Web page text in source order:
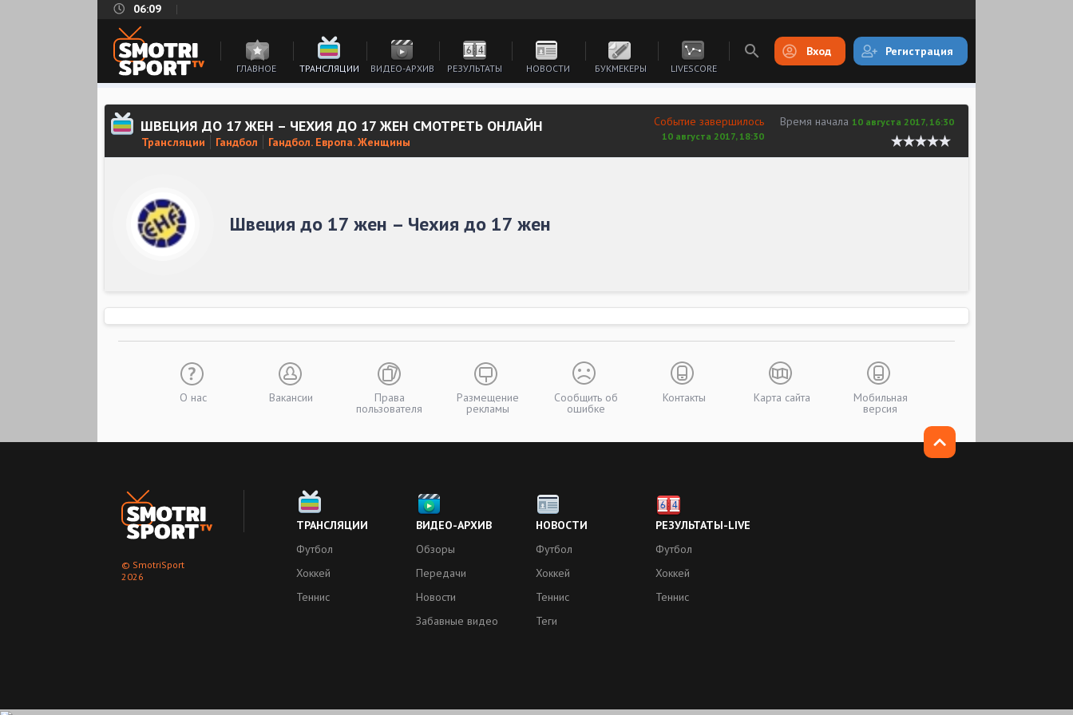
06:09
ГЛАВНОЕ ТРАНСЛЯЦИИ ВИДЕО-АРХИВ РЕЗУЛЬТАТЫ НОВОСТИ БУКМЕКЕРЫ LIVESCORE
Вход Регистрация
ШВЕЦИЯ ДО 17 ЖЕН – ЧЕХИЯ ДО 17 ЖЕН СМОТРЕТЬ ОНЛАЙН
Трансляции Гандбол Гандбол. Европа. Женщины
Время начала 10 августа 2017, 16:30
Событие завершилось
10 августа 2017, 18:30
Швеция до 17 жен – Чехия до 17 жен
О нас Вакансии Права
пользователя
Размещение
рекламы
Сообщить об
ошибке
Контакты Карта сайта Мобильная
версия
© SmotriSport
2026
ТРАНСЛЯЦИИ
Футбол
Хоккей
Теннис
ВИДЕО-АРХИВ
Обзоры
Передачи
Новости
Забавные видео
НОВОСТИ
Футбол
Хоккей
Теннис
Теги
РЕЗУЛЬТАТЫ-LIVE
Футбол
Хоккей
Теннис